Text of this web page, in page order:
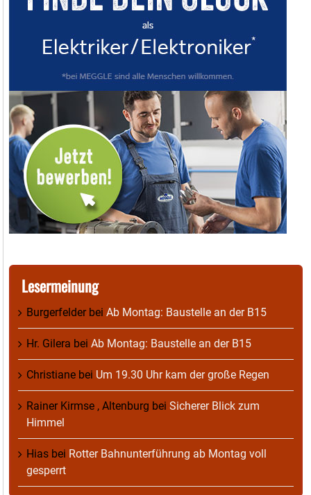
Lesermeinung
Burgerfelderbei Ab Montag: Baustelle an der B15
Hr. Gilera bei Ab Montag: Baustelle an der B15
Christiane bei Um 19.30 Uhr kam der große Regen
Rainer Kirmse , Altenburg bei Sicherer Blick zum
Himmel
Hias bei Rotter Bahnunterführung ab Montag voll
gesperrt